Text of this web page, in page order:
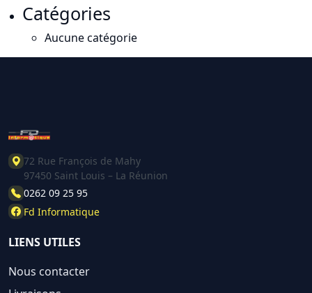
Catégories
Aucune catégorie
72 Rue François de Mahy
97450 Saint Louis – La Réunion
0262 09 25 95
Fd Informatique
LIENS UTILES
Nous contacter